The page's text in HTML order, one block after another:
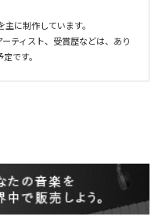
に制作しています。
ティスト、受賞歴などは、あり
です。